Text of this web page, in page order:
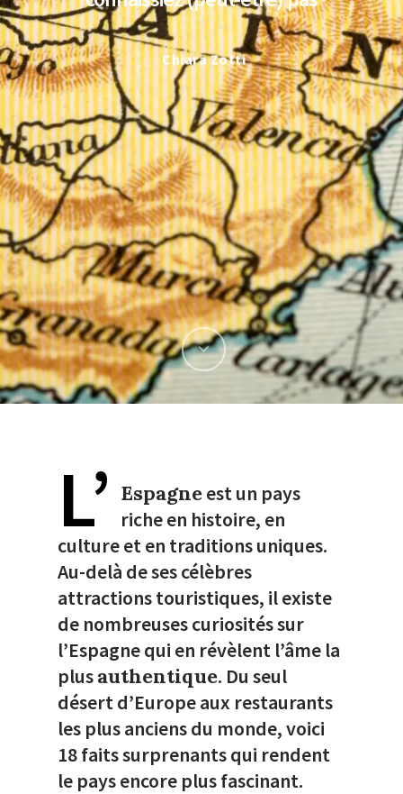
Chiara Zotti
L’ Espagneest un pays
riche en histoire, en
culture et en traditions uniques.
Au-delà de ses célèbres
attractions touristiques, il existe
de nombreuses curiosités sur
l’Espagne qui en révèlent l’âme la
plusauthentique. Du seul
désert d’Europe aux restaurants
les plus anciens du monde, voici
18 faits surprenants qui rendent
le pays encore plus fascinant.